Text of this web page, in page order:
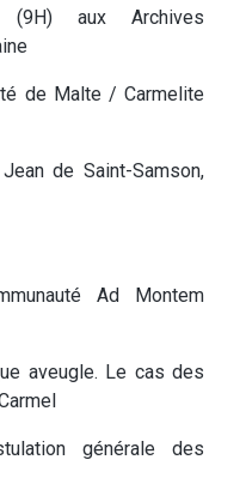
aux Archives
de Malte / Carmelite
de Saint-Samson,
Ad Montem
aveugle. Le cas des
générale des